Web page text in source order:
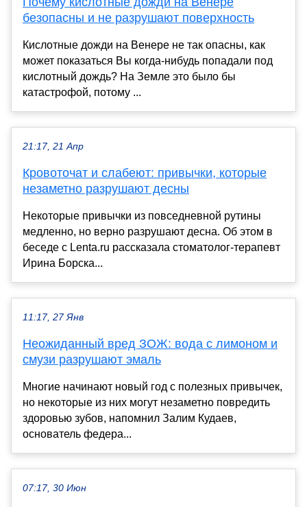
безопасны и не разрушают поверхность
Кислотные дожди на Венере не так опасны, как
может показаться Вы когда-нибудь попадали под
кислотный дождь? На Земле это было бы
катастрофой, потому ...
21:17, 21 Апр
Кровоточат и слабеют: привычки, которые
незаметно разрушают десны
Некоторые привычки из повседневной рутины
медленно, но верно разрушают десна. Об этом в
беседе с Lenta.ru рассказала стоматолог-терапевт
Ирина Борска...
11:17, 27 Янв
Неожиданный вред ЗОЖ: вода с лимоном и
смузи разрушают эмаль
Многие начинают новый год с полезных привычек,
но некоторые из них могут незаметно повредить
здоровью зубов, напомнил Залим Кудаев,
основатель федера...
07:17, 30 Июн